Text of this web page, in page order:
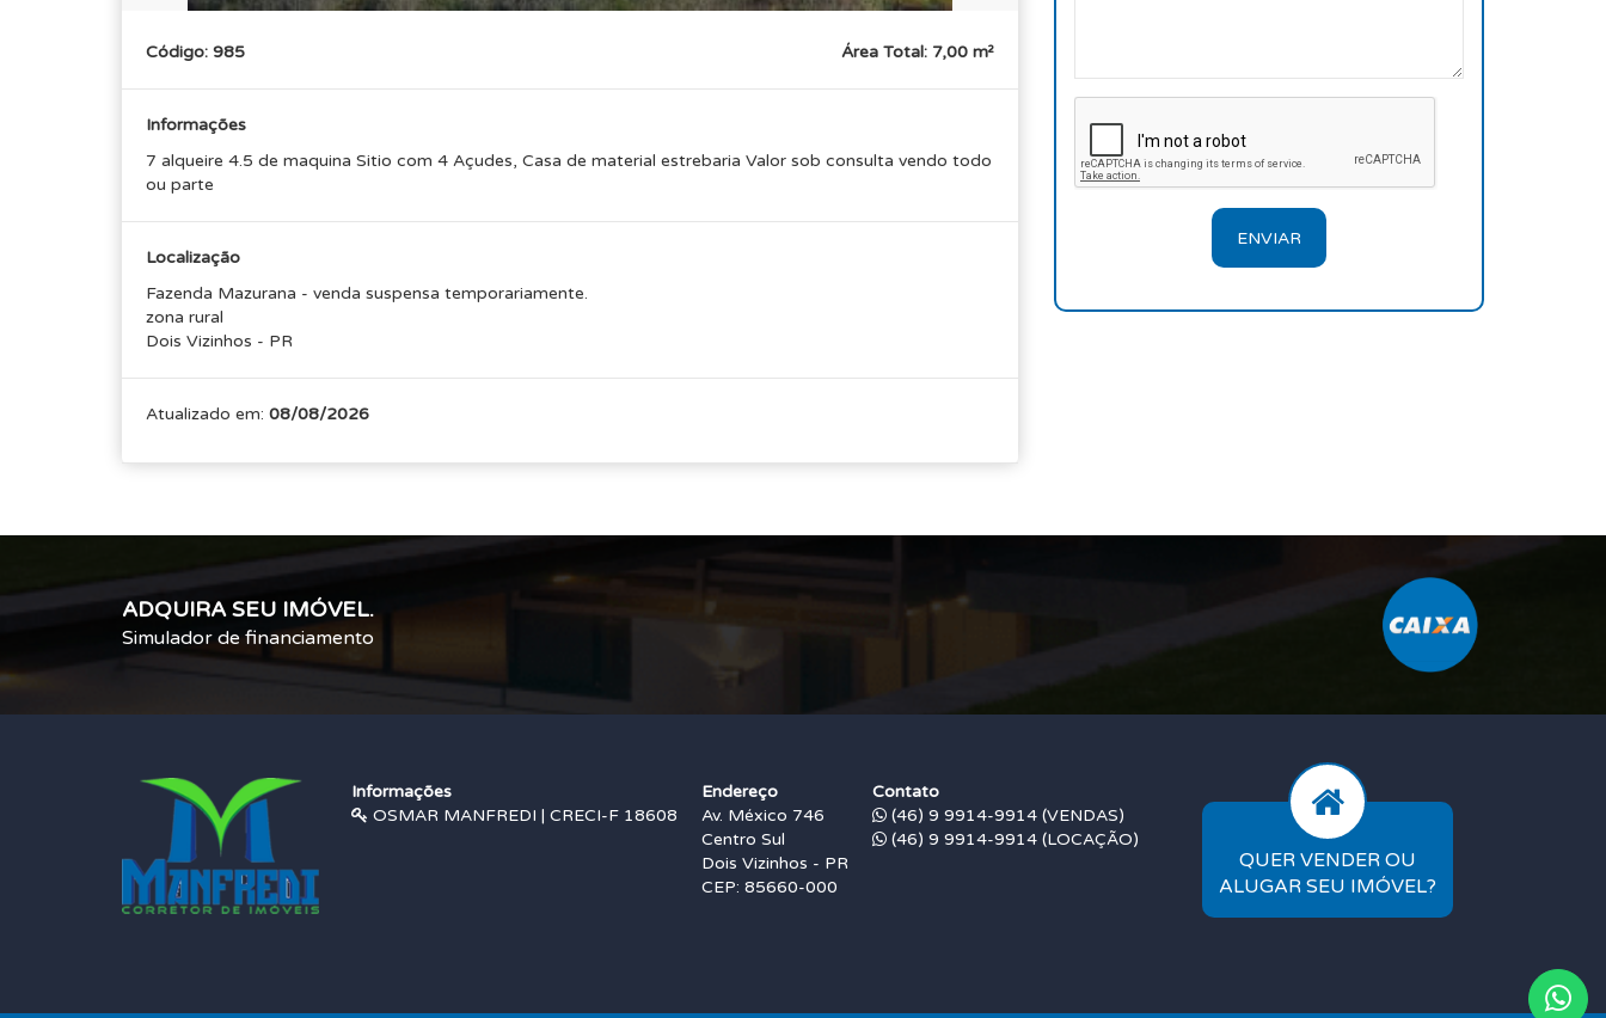
Código: 985 Área Total: 7,00 m²
Informações
7 alqueire 4.5 de maquina Sitio com 4 Açudes, Casa de material estrebaria Valor sob consulta vendo todo
ou parte
Localização
Fazenda Mazurana - venda suspensa temporariamente.
zona rural
Dois Vizinhos - PR
Atualizado em: 08/08/2026
ENVIAR
ADQUIRA SEU IMÓVEL.
Simulador de financiamento
Informações
OSMAR MANFREDI | CRECI-F 18608
Endereço
Av. México 746
Centro Sul
Dois Vizinhos - PR
CEP: 85660-000
Contato
(46) 9 9914-9914 (VENDAS)
(46) 9 9914-9914 (LOCAÇÃO)
QUER VENDER OU
ALUGAR SEU IMÓVEL?